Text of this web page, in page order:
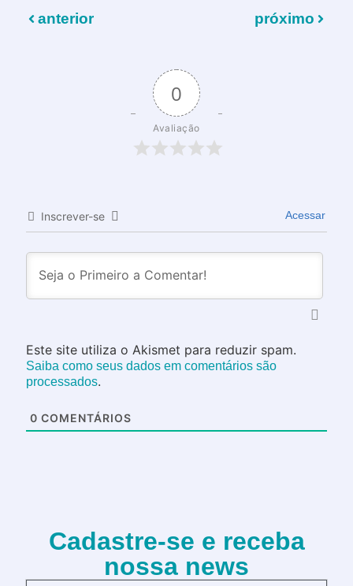
anterior próximo
0
Avaliação
Inscrever-se Acessar
Este site utiliza o Akismet para reduzir spam.
Saiba como seus dados em comentários são
processados.
0 COMENTÁRIOS
Cadastre-se e receba
nossa news